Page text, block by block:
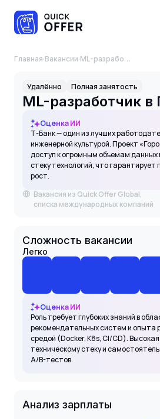
Главная·Вакансии· ML-разработчик в Город
Удалённо Полная занятость
ML-разработчик в
Оценка ИИ
Т-Банк — один из лучших
инженерной культурой. Проект
доступ к огромным объемам данных
стеку технологий, что
рост.
Вакансия из Quick Offer Global,
списка международных компаний
Сложность вакансии
Легко
Оценка ИИ
Роль требует глубоких знаний в
рекомендательных систем и опыта
средой (Docker, K8s, CI/CD).
техническому стеку и
A/B-тестов.
Анализ зарплаты